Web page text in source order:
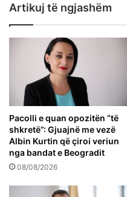
Artikuj të ngjashëm
Pacolli e quan opozitën “të
shkretë”: Gjuajnë me vezë
Albin Kurtin që çiroi veriun
nga bandat e Beogradit
08/08/2026